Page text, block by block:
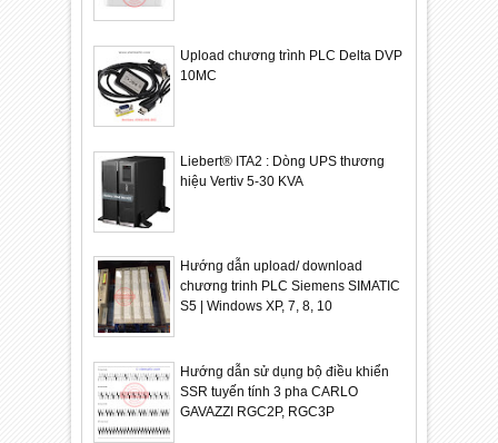
Upload chương trình PLC Delta DVP
10MC
Liebert® ITA2 : Dòng UPS thương
hiệu Vertiv 5-30 KVA
Hướng dẫn upload/ download
chương trinh PLC Siemens SIMATIC
S5 | Windows XP, 7, 8, 10
Hướng dẫn sử dụng bộ điều khiển
SSR tuyến tính 3 pha CARLO
GAVAZZI RGC2P, RGC3P